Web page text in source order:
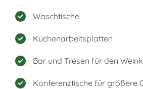
Waschtische
Küchenarbeitsplatten
Bar und Tresen für den
Konferenztische für größere